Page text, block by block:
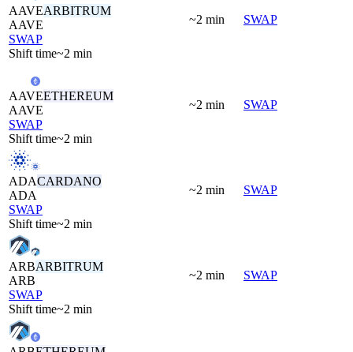
AAVEARBITRUM
AAVE
SWAP
Shift time~2 min
~2 min SWAP
AAVEETHEREUM
AAVE
SWAP
Shift time~2 min
~2 min SWAP
ADACARDANO
ADA
SWAP
Shift time~2 min
~2 min SWAP
ARBARBITRUM
ARB
SWAP
Shift time~2 min
~2 min SWAP